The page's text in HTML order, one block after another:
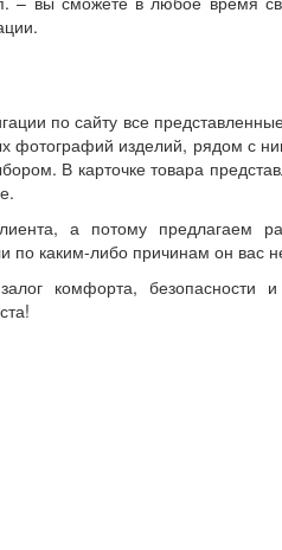
по сайту все
фотографий изделий, рядом с
В карточке товара
а потому предлагаем
по каким-либо причинам он вас
комфорта, безопасности